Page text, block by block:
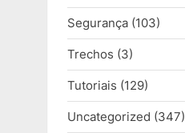
Segurança (103)
Trechos (3)
Tutoriais (129)
Uncategorized (347)